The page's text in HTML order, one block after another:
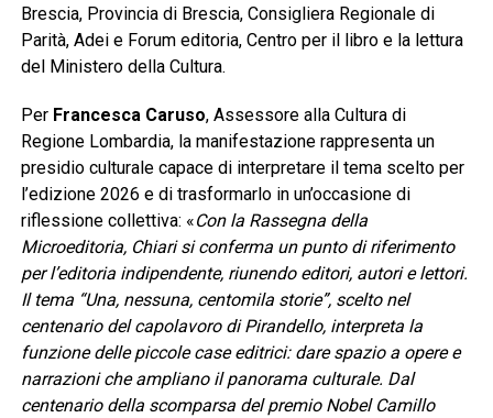
Brescia, Provincia di Brescia, Consigliera Regionale di
Parità, Adei e Forum editoria, Centro per il libro e la lettura
del Ministero della Cultura.
Per Francesca Caruso, Assessore alla Cultura di
Regione Lombardia, la manifestazione rappresenta un
presidio culturale capace di interpretare il tema scelto per
l’edizione 2026 e di trasformarlo in un’occasione di
riflessione collettiva: «Con la Rassegna della
Microeditoria, Chiari si conferma un punto di riferimento
per l’editoria indipendente, riunendo editori, autori e lettori.
Il tema “Una, nessuna, centomila storie”, scelto nel
centenario del capolavoro di Pirandello, interpreta la
funzione delle piccole case editrici: dare spazio a opere e
narrazioni che ampliano il panorama culturale. Dal
centenario della scomparsa del premio Nobel Camillo